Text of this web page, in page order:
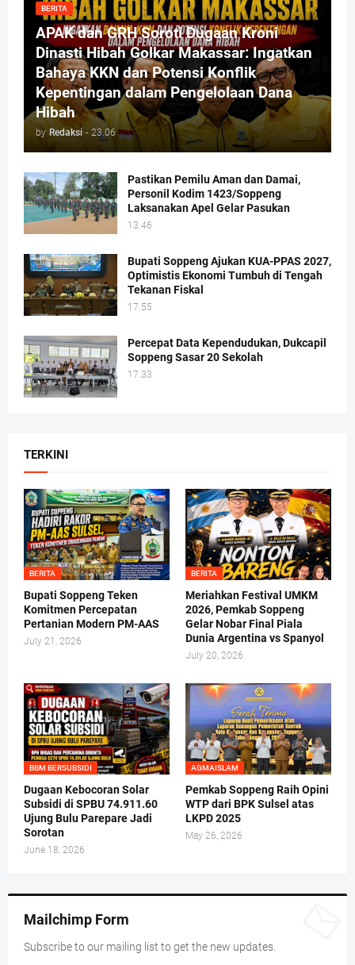
BERITA
APAK dan GRH Soroti Dugaan Kroni
Dinasti Hibah Golkar Makassar: Ingatkan
Bahaya KKN dan Potensi Konflik
Kepentingan dalam Pengelolaan Dana
Hibah
by Redaksi - 23.06
Pastikan Pemilu Aman dan Damai,
Personil Kodim 1423/Soppeng
Laksanakan Apel Gelar Pasukan
13.46
Bupati Soppeng Ajukan KUA-PPAS 2027,
Optimistis Ekonomi Tumbuh di Tengah
Tekanan Fiskal
17.55
Percepat Data Kependudukan, Dukcapil
Soppeng Sasar 20 Sekolah
17.33
TERKINI
BERITA
Bupati Soppeng Teken
Komitmen Percepatan
Pertanian Modern PM-AAS
July 21, 2026
BERITA
Meriahkan Festival UMKM
2026, Pemkab Soppeng
Gelar Nobar Final Piala
Dunia Argentina vs Spanyol
July 20, 2026
BBM BERSUBSIDI
Dugaan Kebocoran Solar
Subsidi di SPBU 74.911.60
Ujung Bulu Parepare Jadi
Sorotan
June 18, 2026
AGMAISLAM
Pemkab Soppeng Raih Opini
WTP dari BPK Sulsel atas
LKPD 2025
May 26, 2026
Mailchimp Form
Subscribe to our mailing list to get the new updates.